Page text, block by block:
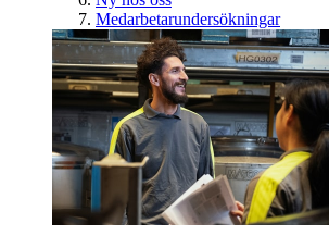
Medarbetarundersökningar